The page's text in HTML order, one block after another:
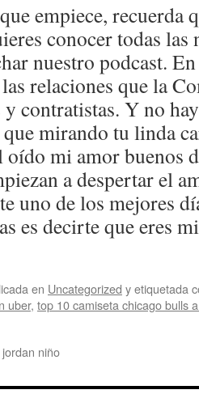
empiece, recuerda
conocer todas las
nuestro podcast.
relaciones que la
y contratistas. Y no
mirando tu linda
mi amor buenos
a despertar el
uno de los mejores
es decirte que eres
en Uncategorized y etiquetada
uber, top 10 camiseta chicago bulls
niño